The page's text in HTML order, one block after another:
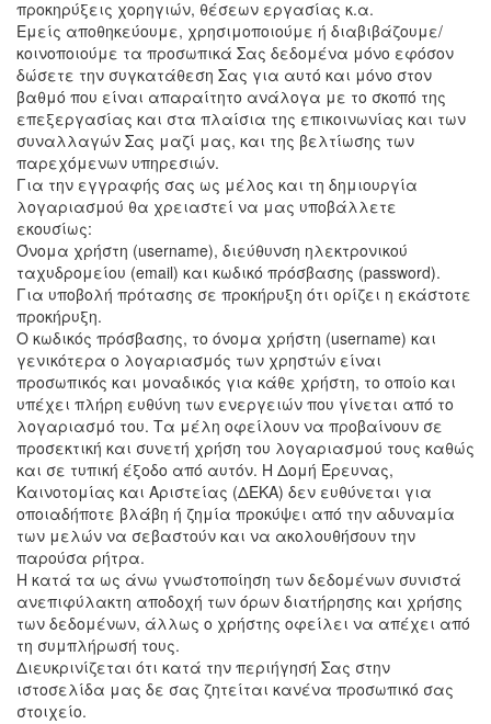
προκηρύξεις χορηγιών, θέσεων εργασίας κ.α.
Εμείς αποθηκεύουμε, χρησιμοποιούμε ή διαβιβάζουμε/
κοινοποιούμε τα προσωπικά Σας δεδομένα μόνο εφόσον
δώσετε την συγκατάθεση Σας για αυτό και μόνο στον
βαθμό που είναι απαραίτητο ανάλογα με το σκοπό της
επεξεργασίας και στα πλαίσια της επικοινωνίας και των
συναλλαγών Σας μαζί μας, και της βελτίωσης των
παρεχόμενων υπηρεσιών.
Για την εγγραφής σας ως μέλος και τη δημιουργία
λογαριασμού θα χρειαστεί να μας υποβάλλετε
εκουσίως:
Όνομα χρήστη (username), διεύθυνση ηλεκτρονικού
ταχυδρομείου (email) και κωδικό πρόσβασης (password).
Για υποβολή πρότασης σε προκήρυξη ότι ορίζει η εκάστοτε
προκήρυξη.
Ο κωδικός πρόσβασης, το όνομα χρήστη (username) και
γενικότερα ο λογαριασμός των χρηστών είναι
προσωπικός και μοναδικός για κάθε χρήστη, το οποίο και
υπέχει πλήρη ευθύνη των ενεργειών που γίνεται από το
λογαριασμό του. Τα μέλη οφείλουν να προβαίνουν σε
προσεκτική και συνετή χρήση του λογαριασμού τους καθώς
και σε τυπική έξοδο από αυτόν. Η Δομή Έρευνας,
Καινοτομίας και Αριστείας (ΔΕΚΑ) δεν ευθύνεται για
οποιαδήποτε βλάβη ή ζημία προκύψει από την αδυναμία
των μελών να σεβαστούν και να ακολουθήσουν την
παρούσα ρήτρα.
Η κατά τα ως άνω γνωστοποίηση των δεδομένων συνιστά
ανεπιφύλακτη αποδοχή των όρων διατήρησης και χρήσης
των δεδομένων, άλλως ο χρήστης οφείλει να απέχει από
τη συμπλήρωσή τους.
Διευκρινίζεται ότι κατά την περιήγησή Σας στην
ιστοσελίδα μας δε σας ζητείται κανένα προσωπικό σας
στοιχείο.